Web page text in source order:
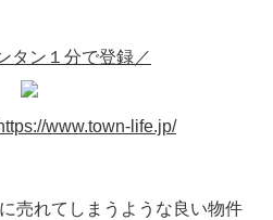
タン１分で登録／
www.town-life.jp/
売れてしまうような良い物件